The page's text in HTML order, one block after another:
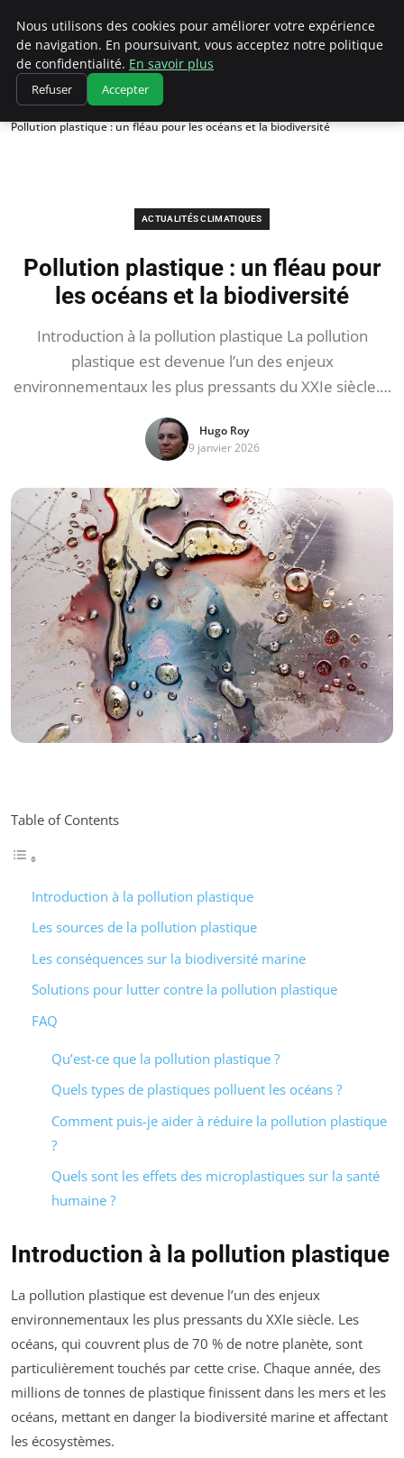
Climatedebtagents
Accueil
Actualités Climatiques
Pollution plastique : un fléau pour les océans et la biodiversité
ACTUALITÉS CLIMATIQUES
Pollution plastique : un fléau pour
les océans et la biodiversité
Introduction à la pollution plastique La pollution
plastique est devenue l’un des enjeux
environnementaux les plus pressants du XXIe siècle.…
Hugo Roy
9 janvier 2026
Table of Contents
Introduction à la pollution plastique
Les sources de la pollution plastique
Les conséquences sur la biodiversité marine
Solutions pour lutter contre la pollution plastique
FAQ
Qu’est-ce que la pollution plastique ?
Quels types de plastiques polluent les océans ?
Comment puis-je aider à réduire la pollution plastique
?
Quels sont les effets des microplastiques sur la santé
humaine ?
Introduction à la pollution plastique
La pollution plastique est devenue l’un des enjeux
environnementaux les plus pressants du XXIe siècle. Les
océans, qui couvrent plus de 70 % de notre planète, sont
particulièrement touchés par cette crise. Chaque année, des
millions de tonnes de plastique finissent dans les mers et les
océans, mettant en danger la biodiversité marine et affectant
les écosystèmes.
Nous utilisons des cookies pour améliorer votre expérience
de navigation. En poursuivant, vous acceptez notre politique
de confidentialité. En savoir plus
Refuser Accepter